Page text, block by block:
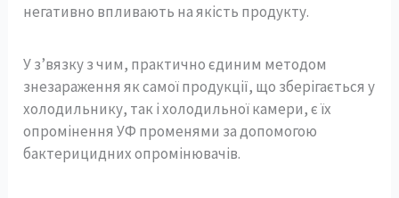
негативно впливають на якість продукту.
У з’вязку з чим, практично єдиним методом
знезараження як самої продукції, що зберігається у
холодильнику, так і холодильної камери, є їх
опромінення УФ променями за допомогою
бактерицидних опромінювачів.